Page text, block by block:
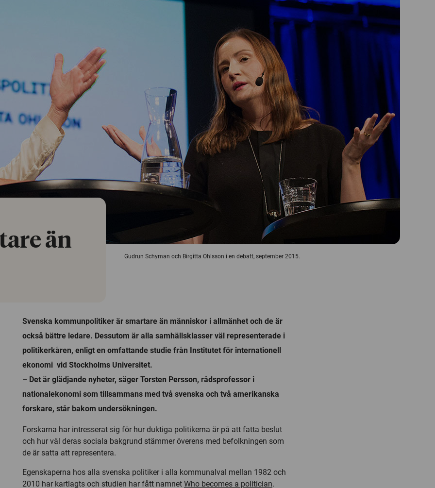
Gudrun Schyman och Birgitta Ohlsson i en debatt, september 2015.
än
Svenska kommunpolitiker är smartare än människor i allmänhet och de är
också bättre ledare. Dessutom är alla samhällsklasser väl representerade i
politikerkåren, enligt en omfattande studie från Institutet för internationell
ekonomi vid Stockholms Universitet.
– Det är glädjande nyheter, säger Torsten Persson, rådsprofessor i
nationalekonomi som tillsammans med två svenska och två amerikanska
forskare, står bakom undersökningen.
Forskarna har intresserat sig för hur duktiga politikerna är på att fatta beslut
och hur väl deras sociala bakgrund stämmer överens med befolkningen som
de är satta att representera.
Egenskaperna hos alla svenska politiker i alla kommunalval mellan 1982 och
2010 har kartlagts och studien har fått namnet Who becomes a politician.